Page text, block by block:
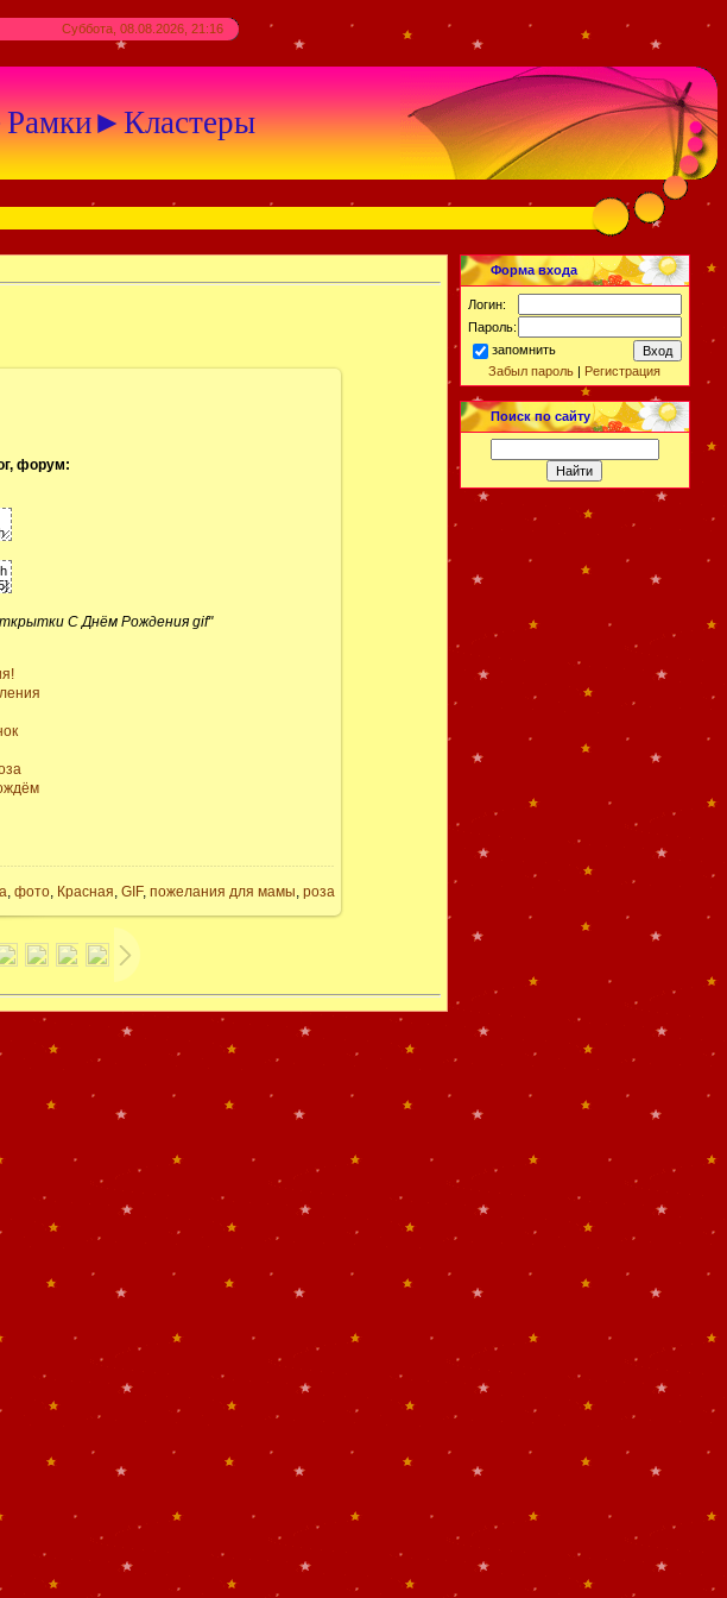
Суббота, 08.08.2026, 21:16
форум:
С Днём Рождения gif"
, фото, Красная, GIF, пожелания для мамы, роза
Форма входа
Логин:
Пароль:
запомнить
Забыл пароль | Регистрация
Поиск по сайту